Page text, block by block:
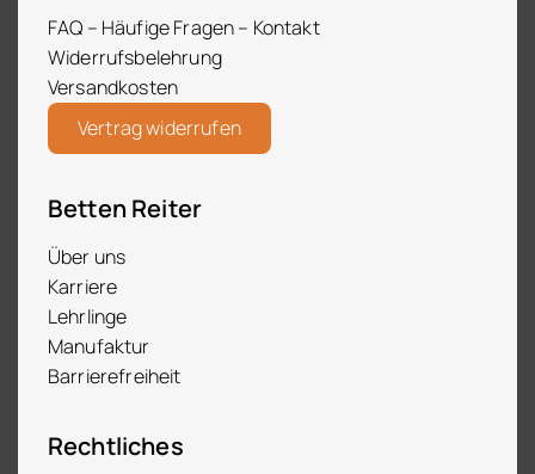
FAQ – Häufige Fragen – Kontakt
Widerrufsbelehrung
Versandkosten
Vertrag widerrufen
Betten Reiter
Über uns
Karriere
Lehrlinge
Manufaktur
Barrierefreiheit
Rechtliches